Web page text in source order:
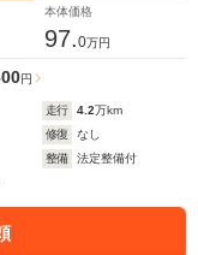
本体価格
97.0万円
円
走行 4.2万km
修復
なし
整備
法定整備付